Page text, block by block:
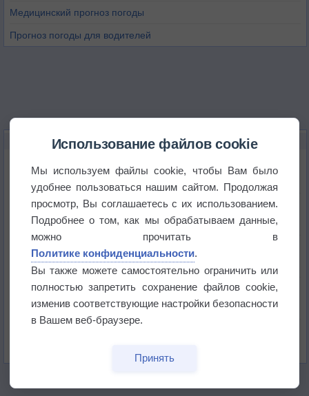
Медицинский прогноз погоды
Прогноз погоды для водителей
НОВОЕ О ПОГОДЕ
историю
В Центральной России наступают самые жаркие
Дневная температура воздуха в ОАЭ превысила
+51°
Европейские столицы бьют рекорды жары
Впервые за 155 лет в Лондоне в течение месяца
Использование файлов cookie
Мы используем файлы cookie, чтобы Вам было
удобнее пользоваться нашим сайтом. Продолжая
просмотр, Вы соглашаетесь с их использованием.
Подробнее о том, как мы обрабатываем данные,
можно прочитать в
Политике конфиденциальности.
Вы также можете самостоятельно ограничить или
полностью запретить сохранение файлов cookie,
изменив соответствующие настройки безопасности
в Вашем веб-браузере.
Принять